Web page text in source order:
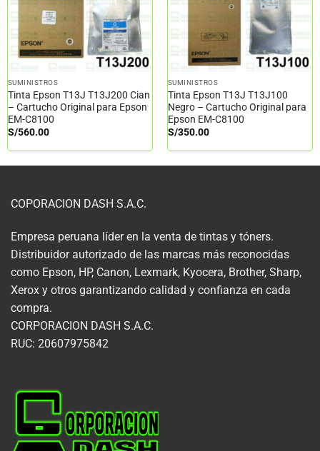
SUMINISTROS
Tinta Epson T13J T13J200 Cian
– Cartucho Original para Epson
EM-C8100
S/560.00
SUMINISTROS
Tinta Epson T13J T13J100
Negro – Cartucho Original para
Epson EM-C8100
S/350.00
COPORACION DASH S.A.C.
Empresa peruana líder en la venta de tintas y tóners.
Distribuidor autorizado de las marcas más reconocidas
como Epson, HP, Canon, Lexmark, Kyocera, Brother, Sharp,
Xerox y otros garantizando calidad y confianza en cada
compra.
CORPORACION DASH S.A.C.
RUC: 20607975842